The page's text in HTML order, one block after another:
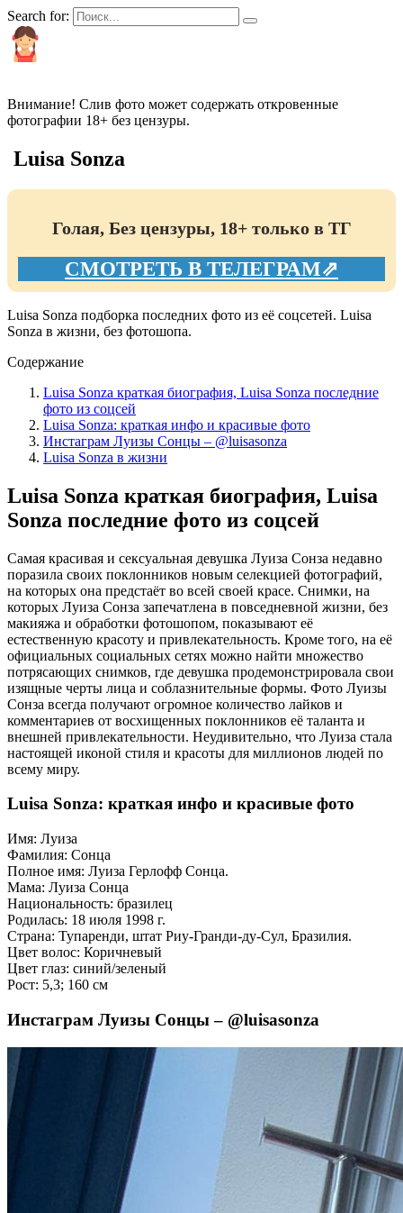
Search for:
Внимание! Слив фото может содержать откровенные
фотографии 18+ без цензуры.
Luisa Sonza
Голая, Без цензуры, 18+ только в ТГ
СМОТРЕТЬ В ТЕЛЕГРАМ⇗
Luisa Sonza подборка последних фото из её соцсетей. Luisa
Sonza в жизни, без фотошопа.
Содержание
Luisa Sonza краткая биография, Luisa Sonza последние
фото из соцсей
Luisa Sonza: краткая инфо и красивые фото
Инстаграм Луизы Сонцы – @luisasonza
Luisa Sonza в жизни
Luisa Sonza краткая биография, Luisa
Sonza последние фото из соцсей
Самая красивая и сексуальная девушка Луиза Сонза недавно
поразила своих поклонников новым селекцией фотографий,
на которых она предстаёт во всей своей красе. Снимки, на
которых Луиза Сонза запечатлена в повседневной жизни, без
макияжа и обработки фотошопом, показывают её
естественную красоту и привлекательность. Кроме того, на её
официальных социальных сетях можно найти множество
потрясающих снимков, где девушка продемонстрировала свои
изящные черты лица и соблазнительные формы. Фото Луизы
Сонза всегда получают огромное количество лайков и
комментариев от восхищенных поклонников её таланта и
внешней привлекательности. Неудивительно, что Луиза стала
настоящей иконой стиля и красоты для миллионов людей по
всему миру.
Luisa Sonza: краткая инфо и красивые фото
Имя: Луиза
Фамилия: Сонца
Полное имя: Луиза Герлофф Сонца.
Мама: Луиза Сонца
Национальность: бразилец
Родилась: 18 июля 1998 г.
Страна: Тупаренди, штат Риу-Гранди-ду-Сул, Бразилия.
Цвет волос: Коричневый
Цвет глаз: синий/зеленый
Рост: 5,3; 160 см
Инстаграм Луизы Сонцы – @luisasonza